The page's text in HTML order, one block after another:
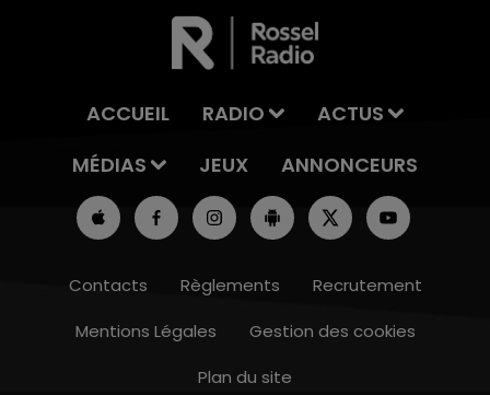
19h00 - 19h15
ACCUEIL RADIO
ACTUS
MÉDIAS
JEUX ANNONCEURS
Contacts Règlements
Recrutement
Mentions Légales
Gestion des cookies
Plan du site